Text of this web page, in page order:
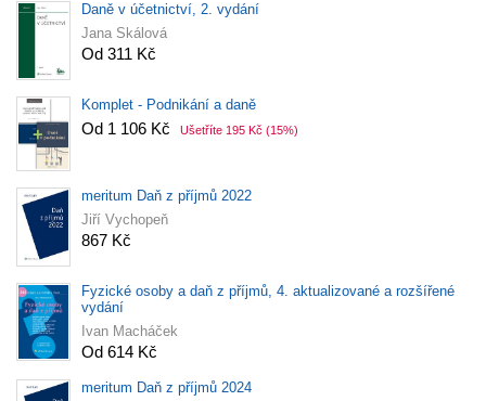
Daně v účetnictví, 2. vydání
Jana Skálová
Od 311 Kč
Komplet - Podnikání a daně
Od 1 106 Kč Ušetříte 195 Kč (15%)
meritum Daň z příjmů 2022
Jiří Vychopeň
867 Kč
Fyzické osoby a daň z příjmů, 4. aktualizované a rozšířené
vydání
Ivan Macháček
Od 614 Kč
meritum Daň z příjmů 2024